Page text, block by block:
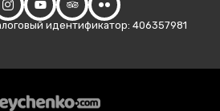
идентификатор: 406357981